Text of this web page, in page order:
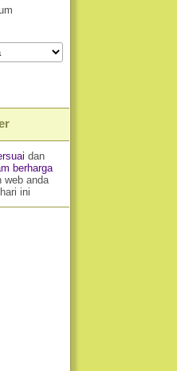
dan
berharga
web anda
ini